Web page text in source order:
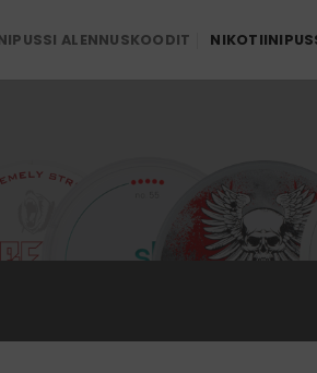
ALENNUSKOODIT